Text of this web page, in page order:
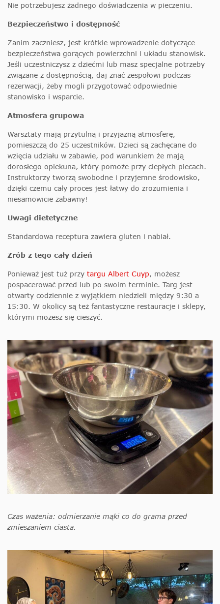
Nie potrzebujesz żadnego doświadczenia w pieczeniu.
Bezpieczeństwo i dostępność
Zanim zaczniesz, jest krótkie wprowadzenie dotyczące
bezpieczeństwa gorących powierzchni i układu stanowisk.
Jeśli uczestniczysz z dziećmi lub masz specjalne potrzeby
związane z dostępnością, daj znać zespołowi podczas
rezerwacji, żeby mogli przygotować odpowiednie
stanowisko i wsparcie.
Atmosfera grupowa
Warsztaty mają przytulną i przyjazną atmosferę,
pomieszczą do 25 uczestników. Dzieci są zachęcane do
wzięcia udziału w zabawie, pod warunkiem że mają
dorosłego opiekuna, który pomoże przy ciepłych piecach.
Instruktorzy tworzą swobodne i przyjemne środowisko,
dzięki czemu cały proces jest łatwy do zrozumienia i
niesamowicie zabawny!
Uwagi dietetyczne
Standardowa receptura zawiera gluten i nabiał.
Zrób z tego cały dzień
Ponieważ jest tuż przy targu Albert Cuyp, możesz
pospacerować przed lub po swoim terminie. Targ jest
otwarty codziennie z wyjątkiem niedzieli między 9:30 a
15:30. W okolicy są też fantastyczne restauracje i sklepy,
którymi możesz się cieszyć.
Czas ważenia: odmierzanie mąki co do grama przed
zmieszaniem ciasta.